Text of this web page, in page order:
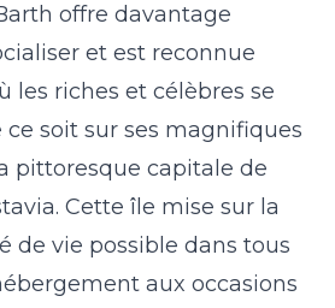
offre davantage
et est reconnue
les riches et célèbres se
soit sur ses magnifiques
pittoresque capitale de
Cette île mise sur la
de vie possible dans tous
aux occasions